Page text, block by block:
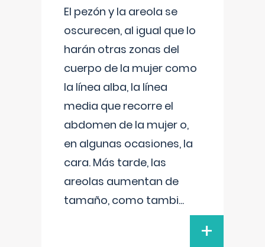
El pezón y la areola se
oscurecen, al igual que lo
harán otras zonas del
cuerpo de la mujer como
la línea alba, la línea
media que recorre el
abdomen de la mujer o,
en algunas ocasiones, la
cara. Más tarde, las
areolas aumentan de
tamaño, como tambi...
+